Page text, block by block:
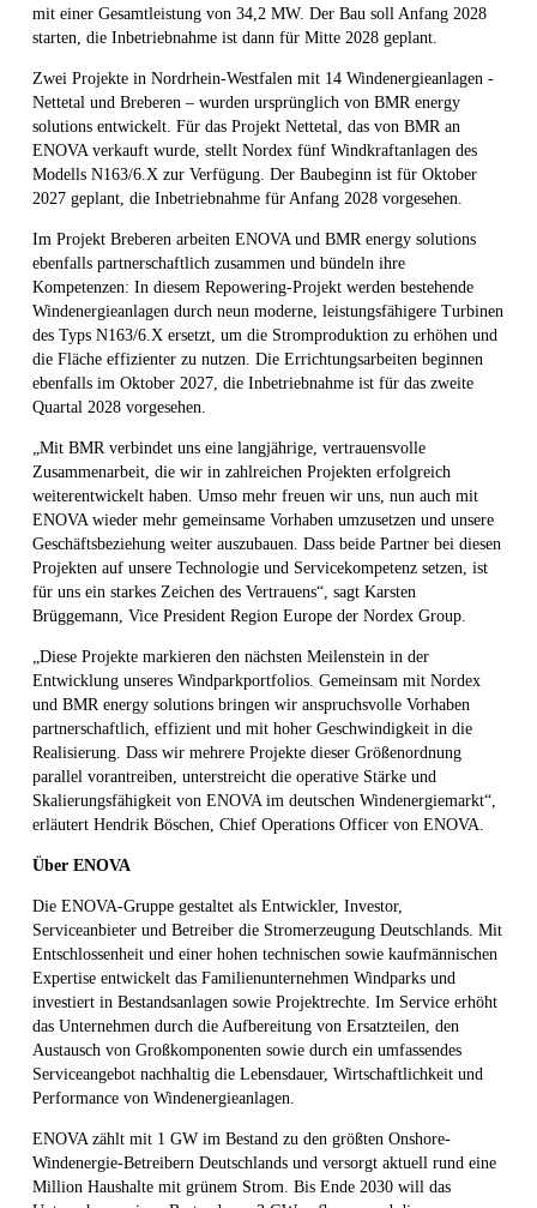
mit einer Gesamtleistung von 34,2 MW. Der Bau soll Anfang 2028
starten, die Inbetriebnahme ist dann für Mitte 2028 geplant.
Zwei Projekte in Nordrhein-Westfalen mit 14 Windenergieanlagen -
Nettetal und Breberen – wurden ursprünglich von BMR energy
solutions entwickelt. Für das Projekt Nettetal, das von BMR an
ENOVA verkauft wurde, stellt Nordex fünf Windkraftanlagen des
Modells N163/6.X zur Verfügung. Der Baubeginn ist für Oktober
2027 geplant, die Inbetriebnahme für Anfang 2028 vorgesehen.
Im Projekt Breberen arbeiten ENOVA und BMR energy solutions
ebenfalls partnerschaftlich zusammen und bündeln ihre
Kompetenzen: In diesem Repowering-Projekt werden bestehende
Windenergieanlagen durch neun moderne, leistungsfähigere Turbinen
des Typs N163/6.X ersetzt, um die Stromproduktion zu erhöhen und
die Fläche effizienter zu nutzen. Die Errichtungsarbeiten beginnen
ebenfalls im Oktober 2027, die Inbetriebnahme ist für das zweite
Quartal 2028 vorgesehen.
„Mit BMR verbindet uns eine langjährige, vertrauensvolle
Zusammenarbeit, die wir in zahlreichen Projekten erfolgreich
weiterentwickelt haben. Umso mehr freuen wir uns, nun auch mit
ENOVA wieder mehr gemeinsame Vorhaben umzusetzen und unsere
Geschäftsbeziehung weiter auszubauen. Dass beide Partner bei diesen
Projekten auf unsere Technologie und Servicekompetenz setzen, ist
für uns ein starkes Zeichen des Vertrauens“, sagt Karsten
Brüggemann, Vice President Region Europe der Nordex Group.
„Diese Projekte markieren den nächsten Meilenstein in der
Entwicklung unseres Windparkportfolios. Gemeinsam mit Nordex
und BMR energy solutions bringen wir anspruchsvolle Vorhaben
partnerschaftlich, effizient und mit hoher Geschwindigkeit in die
Realisierung. Dass wir mehrere Projekte dieser Größenordnung
parallel vorantreiben, unterstreicht die operative Stärke und
Skalierungsfähigkeit von ENOVA im deutschen Windenergiemarkt“,
erläutert Hendrik Böschen, Chief Operations Officer von ENOVA.
Über ENOVA
Die ENOVA-Gruppe gestaltet als Entwickler, Investor,
Serviceanbieter und Betreiber die Stromerzeugung Deutschlands. Mit
Entschlossenheit und einer hohen technischen sowie kaufmännischen
Expertise entwickelt das Familienunternehmen Windparks und
investiert in Bestandsanlagen sowie Projektrechte. Im Service erhöht
das Unternehmen durch die Aufbereitung von Ersatzteilen, den
Austausch von Großkomponenten sowie durch ein umfassendes
Serviceangebot nachhaltig die Lebensdauer, Wirtschaftlichkeit und
Performance von Windenergieanlagen.
ENOVA zählt mit 1 GW im Bestand zu den größten Onshore-
Windenergie-Betreibern Deutschlands und versorgt aktuell rund eine
Million Haushalte mit grünem Strom. Bis Ende 2030 will das